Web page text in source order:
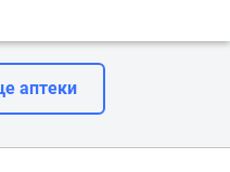
аптеки